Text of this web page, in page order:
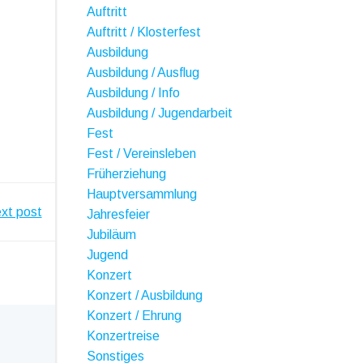
post
Auftritt
Auftritt / Klosterfest
Ausbildung
Ausbildung / Ausflug
Ausbildung / Info
Ausbildung / Jugendarbeit
Fest
Fest / Vereinsleben
Früherziehung
Hauptversammlung
Jahresfeier
Jubiläum
Jugend
Konzert
Konzert / Ausbildung
Konzert / Ehrung
Konzertreise
Sonstiges